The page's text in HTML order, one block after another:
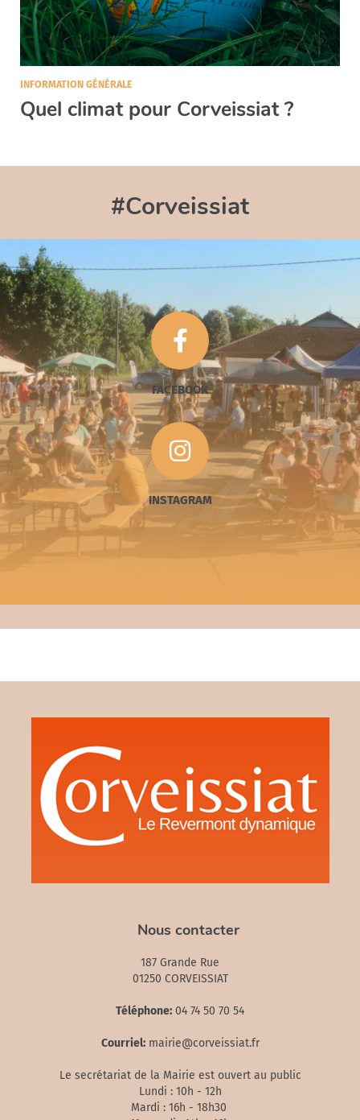
INFORMATION GÉNÉRALE
Quel climat pour Corveissiat ?
#Corveissiat

FACEBOOK

INSTAGRAM
Nous contacter
187 Grande Rue
01250 CORVEISSIAT
Téléphone: 04 74 50 70 54
Courriel: mairie@corveissiat.fr
Le secrétariat de la Mairie est ouvert au public
Lundi : 10h - 12h
Mardi : 16h - 18h30